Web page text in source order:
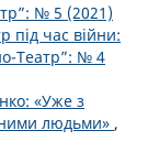
№ 5 (2021)
під час війни:
Театр”: № 4
«Уже з
людьми» ,